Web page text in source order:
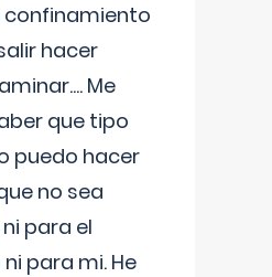
confinamiento
hacer
Me
que tipo
puedo hacer
no sea
para el
para mi. He